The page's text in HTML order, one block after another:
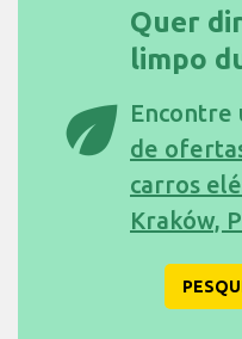
eco
Quer
limpo
Encontre
de
carros
Kraków,